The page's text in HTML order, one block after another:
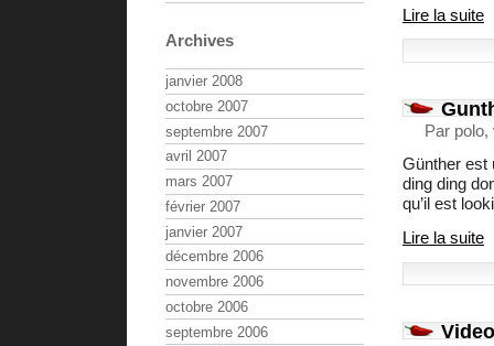
Lire la suite
Par
Günther est
ding ding
qu’il est
Lire la suite
Archives
janvier 2008
octobre 2007
septembre 2007
avril 2007
mars 2007
février 2007
janvier 2007
décembre 2006
novembre 2006
octobre 2006
septembre 2006